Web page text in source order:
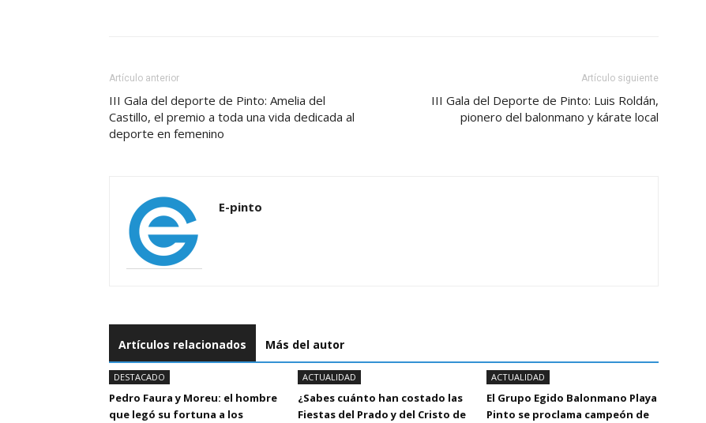
Artículo anterior
III Gala del deporte de Pinto: Amelia del
Castillo, el premio a toda una vida dedicada al
deporte en femenino
Artículo siguiente
III Gala del Deporte de Pinto: Luis Roldán,
pionero del balonmano y kárate local
E-pinto
Artículos relacionados Más del autor
DESTACADO
Pedro Faura y Moreu: el hombre
que legó su fortuna a los
ACTUALIDAD
¿Sabes cuánto han costado las
Fiestas del Prado y del Cristo de
ACTUALIDAD
El Grupo Egido Balonmano Playa
Pinto se proclama campeón de